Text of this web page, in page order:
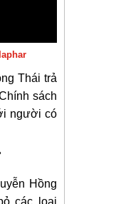
Thái trả
sách
người có
Hồng
các loại